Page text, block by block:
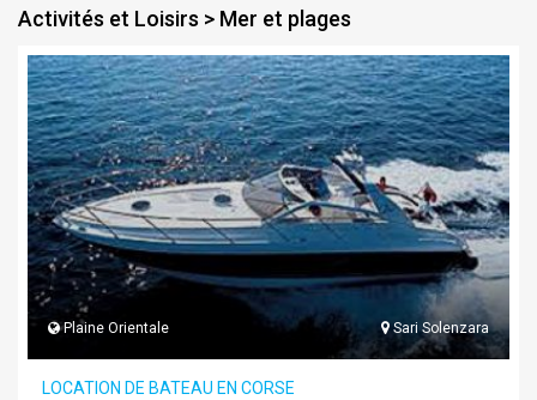
Activités et Loisirs > Mer et plages
Plaine Orientale Sari Solenzara
LOCATION DE BATEAU EN CORSE